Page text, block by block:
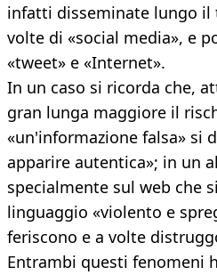
infatti disseminate lungo il
volte di «social media», e
«tweet» e «Internet».
In un caso si ricorda che,
gran lunga maggiore il
«un'informazione falsa» si
apparire autentica»; in un
specialmente sul web che
linguaggio «violento e
feriscono e a volte
Entrambi questi fenomeni